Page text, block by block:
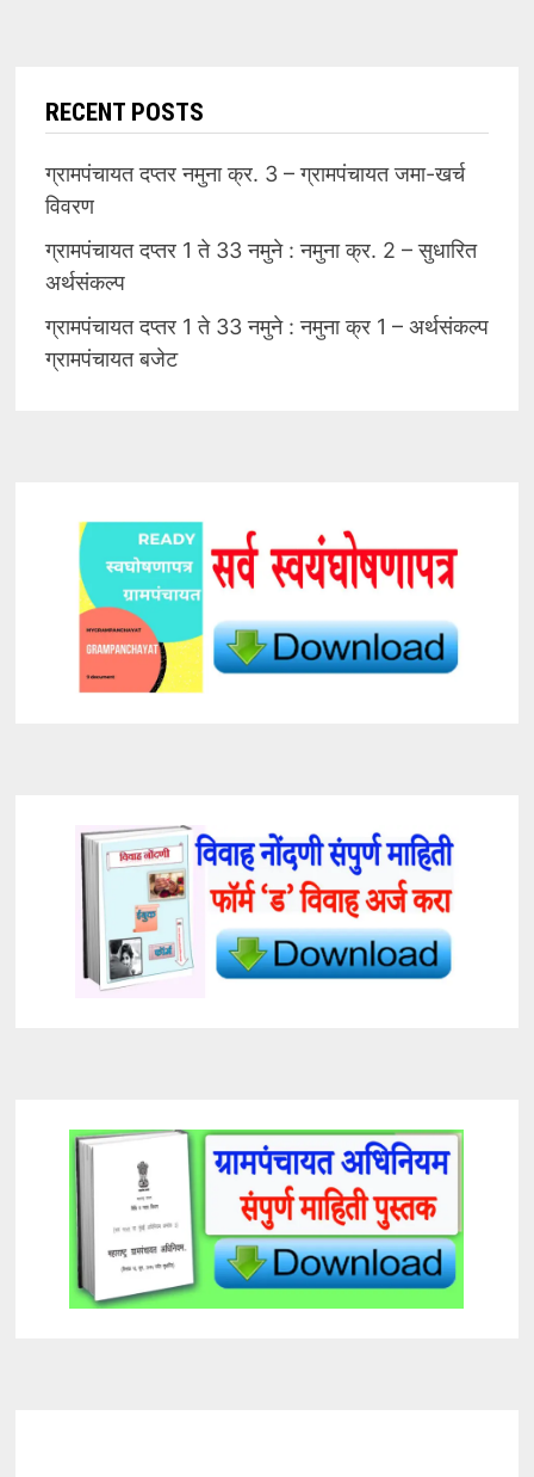
RECENT POSTS
ग्रामपंचायत दप्तर नमुना क्र. 3 – ग्रामपंचायत जमा-खर्च
विवरण
ग्रामपंचायत दप्तर 1 ते 33 नमुने : नमुना क्र. 2 – सुधारित
अर्थसंकल्प
ग्रामपंचायत दप्तर 1 ते 33 नमुने : नमुना क्र 1 – अर्थसंकल्प
ग्रामपंचायत बजेट